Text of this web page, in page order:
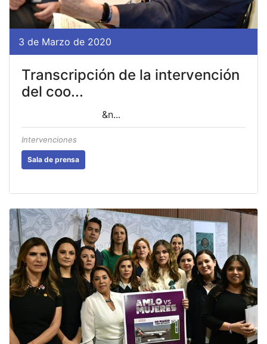
3 de Marzo de 2020
Transcripción de la intervención
del coo...
&n...
Intervenciones
Sala de prensa